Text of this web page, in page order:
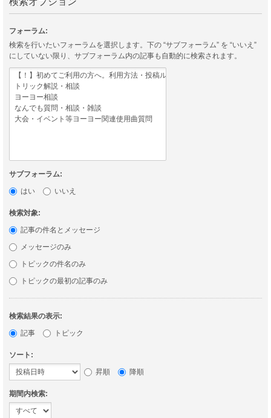
フォーラム:
検索を行いたいフォーラムを選択します。下の “サブフォーラム” を “いいえ”
にしていない限り、サブフォーラム内の記事も自動的に検索されます。
サブフォーラム:
はい
いいえ
検索対象:
記事の件名とメッセージ
メッセージのみ
トピックの件名のみ
トピックの最初の記事のみ
検索結果の表示:
記事
トピック
ソート:
昇順
降順
期間内検索: